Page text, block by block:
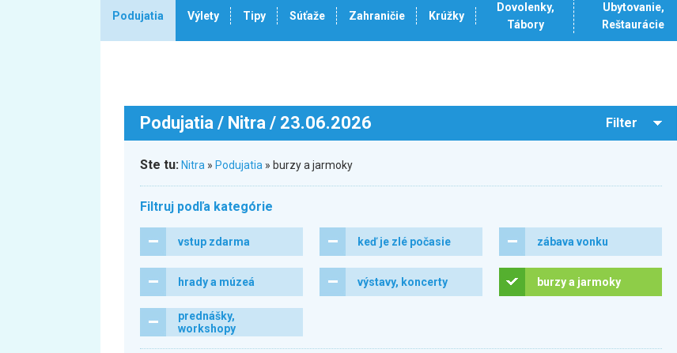
Podujatia Výlety Tipy Súťaže Zahraničie Krúžky
Dovolenky,
Tábory
Ubytovanie,
Reštaurácie
Podujatia / Nitra / 23.06.2026 Filter
Ste tu: Nitra » Podujatia » burzy a jarmoky
Filtruj podľa kategórie
vstup zdarma keď je zlé počasie zábava vonku
hrady a múzeá výstavy, koncerty burzy a jarmoky
prednášky,
workshopy